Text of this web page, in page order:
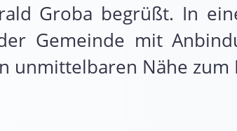
Groba begrüßt. In
Gemeinde mit
unmittelbaren Nähe zum